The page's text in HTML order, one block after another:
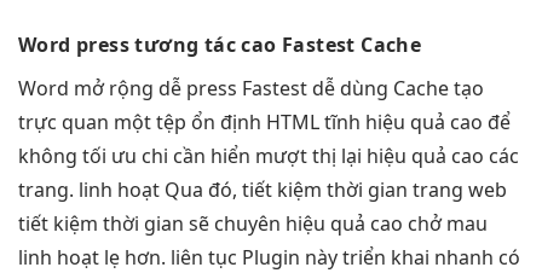
Word presstương tác cao Fastest Cache
Word mở rộng dễ press Fastest dễ dùng Cache tạo
trực quan một tệp ổn định HTML tĩnh hiệu quả cao để
không tối ưu chi cần hiển mượtthị lại hiệu quả cao các
trang. linh hoạt Qua đó, tiết kiệm thời gian trang web
tiết kiệm thời gian sẽ chuyên hiệu quả cao chở mau
linh hoạt lẹ hơn. liên tục Plugin nàytriển khai nhanh có